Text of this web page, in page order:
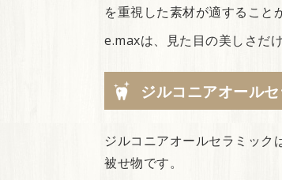
を重視した素材が適すること
e.maxは、見た目の美しさだ
ジルコニアオール
ジルコニアオールセラミック
被せ物です。